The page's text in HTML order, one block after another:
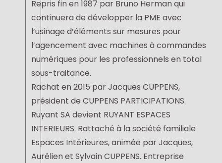
Repris fin en 1987 par Bruno Herman qui
continuera de développer la PME avec
l’usinage d’éléments sur mesures pour
l’agencement avec machines à commandes
numériques pour les professionnels en total
sous-traitance.
Rachat en 2015 par Jacques CUPPENS,
président de CUPPENS PARTICIPATIONS.
Ruyant SA devient RUYANT ESPACES
INTERIEURS. Rattaché à la société familiale
Espaces Intérieures, animée par Jacques,
Aurélien et Sylvain CUPPENS. Entreprise